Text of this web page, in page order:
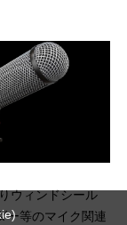
ウィンドシール
ー等のマイク関連